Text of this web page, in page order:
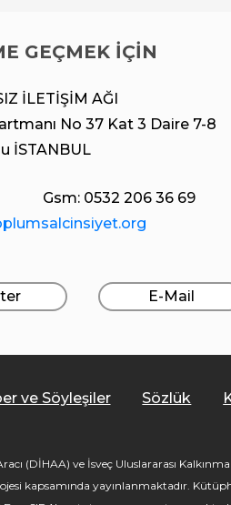
GEÇMEK İÇİN
İLETİŞİM AĞI
No 37 Kat 3 Daire 7-8
İSTANBUL
Gsm: 0532 206 36 69
E-Mail
ve Söyleşiler Sözlük
(DİHAA) ve İsveç Uluslararası
kapsamında yayınlanmaktadır.